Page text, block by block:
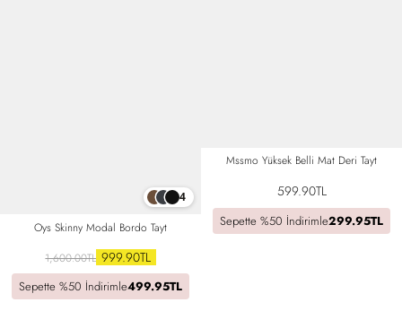
4
Oys Skinny Modal Bordo Tayt
1,600.00TL 999.90TL
Sepette %50 İndirimle499.95TL
Mssmo Yüksek Belli Mat Deri Tayt
599.90TL
Sepette %50 İndirimle299.95TL